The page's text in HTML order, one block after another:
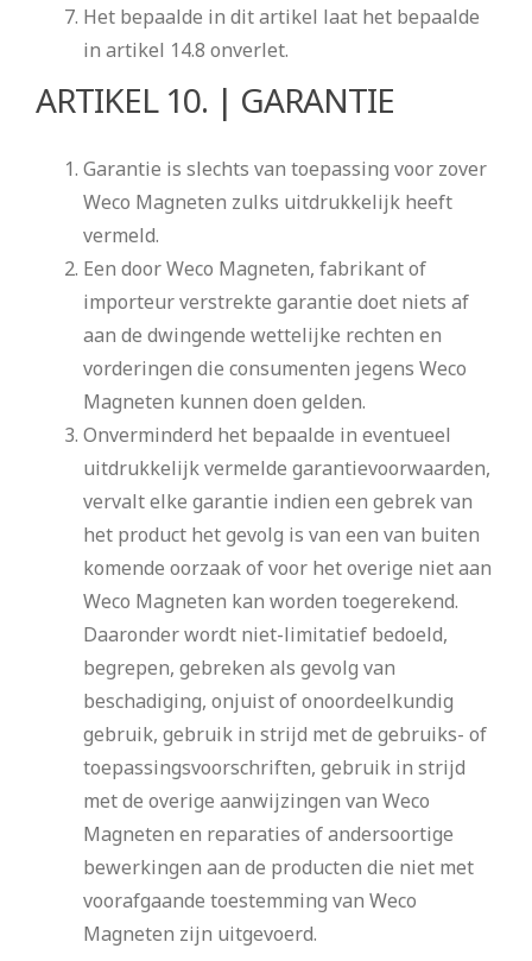
Het bepaalde in dit artikel laat het bepaalde
in artikel 14.8 onverlet.
ARTIKEL 10. | GARANTIE
Garantie is slechts van toepassing voor zover
Weco Magneten zulks uitdrukkelijk heeft
vermeld.
Een door Weco Magneten, fabrikant of
importeur verstrekte garantie doet niets af
aan de dwingende wettelijke rechten en
vorderingen die consumenten jegens Weco
Magneten kunnen doen gelden.
Onverminderd het bepaalde in eventueel
uitdrukkelijk vermelde garantievoorwaarden,
vervalt elke garantie indien een gebrek van
het product het gevolg is van een van buiten
komende oorzaak of voor het overige niet aan
Weco Magneten kan worden toegerekend.
Daaronder wordt niet-limitatief bedoeld,
begrepen, gebreken als gevolg van
beschadiging, onjuist of onoordeelkundig
gebruik, gebruik in strijd met de gebruiks- of
toepassingsvoorschriften, gebruik in strijd
met de overige aanwijzingen van Weco
Magneten en reparaties of andersoortige
bewerkingen aan de producten die niet met
voorafgaande toestemming van Weco
Magneten zijn uitgevoerd.